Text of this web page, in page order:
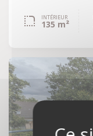
INTÉRIEUR
135 m²